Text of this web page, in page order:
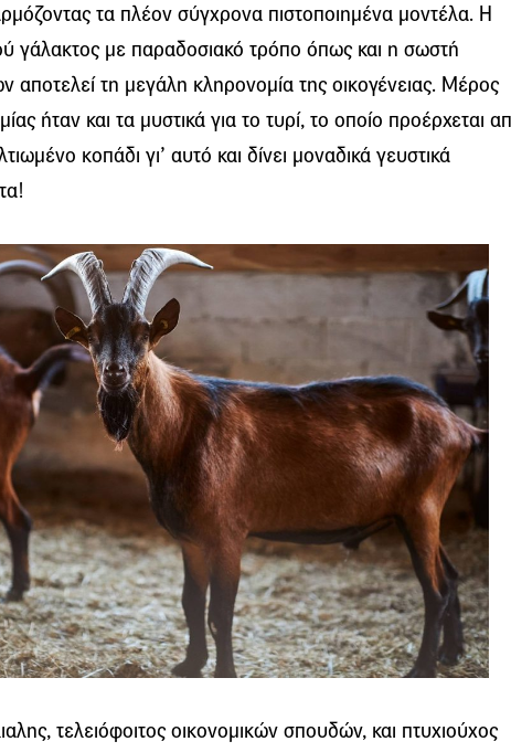
τα πλέον σύγχρονα πιστοποιημένα μοντέλα. Η
γάλακτος με παραδοσιακό τρόπο όπως και η σωστή
αποτελεί τη μεγάλη κληρονομία της οικογένειας. Μέρος
ήταν και τα μυστικά για το τυρί, το οποίο προέρχεται
κοπάδι γι’ αυτό και δίνει μοναδικά γευστικά
τελειόφοιτος οικονομικών σπουδών, και πτυχιούχος